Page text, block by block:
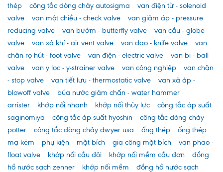
thép
công tắc dòng chảy autosigma
van điện từ - solenoid
valve
van một chiều - check valve
van giảm áp - pressure
reducing valve
van bướm - butterfly valve
van cầu - globe
valve
van xả khí - air vent valve van dao - knife valve
van
chân rọ hút - foot valve
van điện - electric valve
van bi - ball
valve
van y lọc - y-strainer valve van công nghiệp
van chặn
- stop valve
van tiết lưu - thermostatic valve
van xả áp -
blowoff valve
búa nước giảm chấn - water hammer
arrister
khớp nối nhanh khớp nối thủy lực
công tắc áp suất
saginomiya
công tắc áp suất hyoshin
công tắc dòng chảy
potter
công tắc dòng chảy dwyer usa ống thép
ống thép
mạ kẽm
phụ kiện mặt bích gia công mặt bích
van phao -
float valve
khớp nối cầu đôi khớp nối mềm cầu đơn
đồng
hồ nước sạch zenner
khớp nối mềm
đồng hồ nước sạch